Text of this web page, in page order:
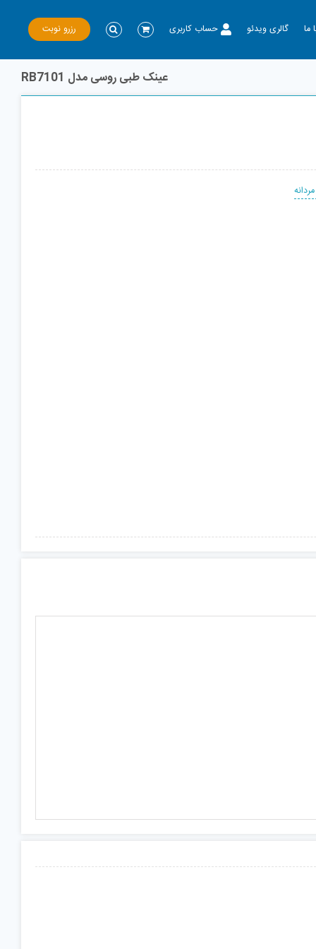
ما گالری ویدئو حساب کاربری رزرو نوبت
عینک طبی روسی مدل RB7101